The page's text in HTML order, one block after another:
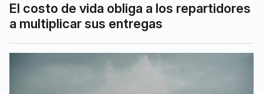
El costo de vida obliga a los repartidores
a multiplicar sus entregas